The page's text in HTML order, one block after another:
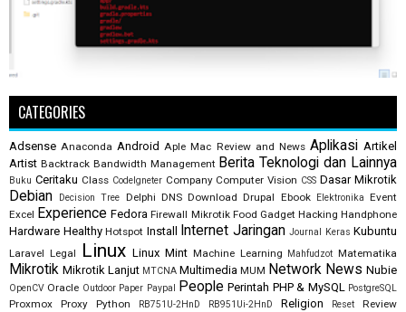
CATEGORIES
Adsense Anaconda Android Aple Mac Review and News Aplikasi Artikel
Artist Backtrack Bandwidth Management Berita Teknologi dan Lainnya
Buku Ceritaku Class CodeIgneter Company Computer Vision CSS Dasar Mikrotik
Debian Decision Tree Delphi DNS Download Drupal Ebook Elektronika Event
Excel Experience Fedora Firewall Mikrotik Food Gadget Hacking Handphone
Hardware Healthy Hotspot Install Internet Jaringan Journal Keras Kubuntu
Laravel Legal Linux Linux Mint Machine Learning Mahfudzot Matematika
Mikrotik Mikrotik Lanjut MTCNA Multimedia MUM Network News Nubie
OpenCV Oracle Outdoor Paper Paypal People Perintah PHP & MySQL PostgreSQL
Proxmox Proxy Python RB751U-2HnD RB951Ui-2HnD Religion Reset
Review